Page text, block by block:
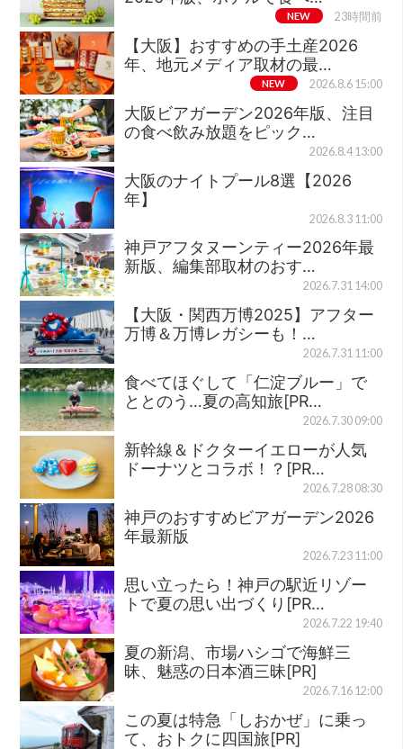
NEW 23時間前
【大阪】おすすめの手土産2026
年、地元メディア取材の最…
NEW 2026.8.6 15:00
大阪ビアガーデン2026年版、注目
の食べ飲み放題をピック…
2026.8.4 13:00
大阪のナイトプール8選【2026
年】
2026.8.3 11:00
神戸アフタヌーンティー2026年最
新版、編集部取材のおす…
2026.7.31 14:00
【大阪・関西万博2025】アフター
万博＆万博レガシーも！…
2026.7.31 11:00
食べてほぐして「仁淀ブルー」で
ととのう…夏の高知旅[PR…
2026.7.30 09:00
新幹線＆ドクターイエローが人気
ドーナツとコラボ！？[PR…
2026.7.28 08:30
神戸のおすすめビアガーデン2026
年最新版
2026.7.23 11:00
思い立ったら！神戸の駅近リゾー
トで夏の思い出づくり[PR…
2026.7.22 19:40
夏の新潟、市場ハシゴで海鮮三
昧、魅惑の日本酒三昧[PR]
2026.7.16 12:00
この夏は特急「しおかぜ」に乗っ
て、おトクに四国旅[PR]